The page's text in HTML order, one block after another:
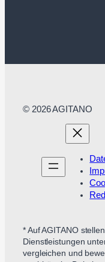
© 2026 AGITANO
* Auf AGITANO
Dienstleistungen
vergleichen und